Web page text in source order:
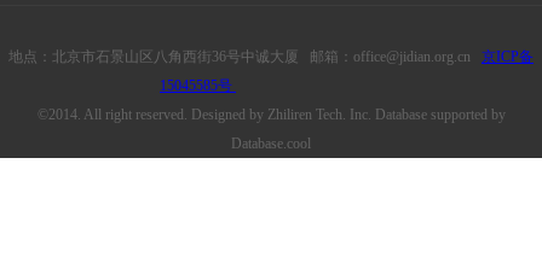
地点：北京市石景山区八角西街36号中诚大厦 邮箱：office@jidian.org.cn 京ICP备
15045585号
©2014. All right reserved. Designed by Zhiliren Tech. Inc. Database supported by
Database.cool